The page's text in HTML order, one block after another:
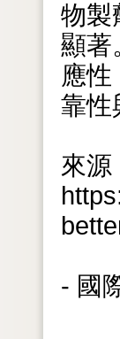
物製
顯著
應
靠性
來源
- 國